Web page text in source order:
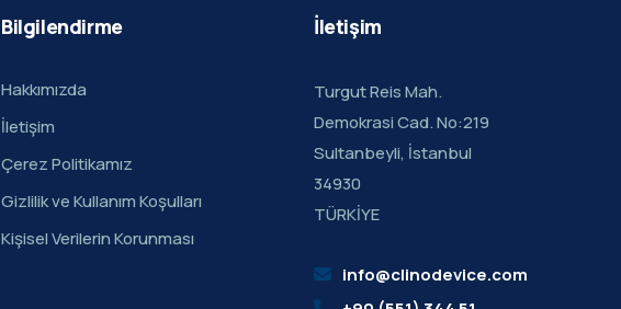
Bilgilendirme
Hakkımızda
İletişim
Çerez Politikamız
Gizlilik ve Kullanım Koşulları
Kişisel Verilerin Korunması
İletişim
Turgut Reis Mah.
Demokrasi Cad. No:219
Sultanbeyli, İstanbul
34930
TÜRKİYE
info@clinodevice.com